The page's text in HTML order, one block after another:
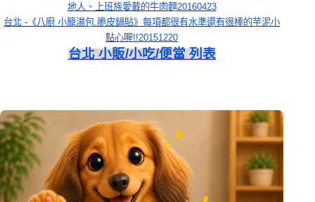
地人、上班族愛戴的牛肉麵20160423
台北 -《八廚 小籠湯包.脆皮鍋貼》每項都很有水準還有很棒的芋泥小
點心喔!!20151220
台北 小販/小吃/便當 列表